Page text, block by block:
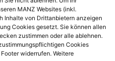
MANZ Websites (inkl.
Inhalte von Drittanbietern anzeigen
Cookies gesetzt. Sie können allen
zustimmen oder alle ablehnen.
Cookies
widerrufen. Weitere